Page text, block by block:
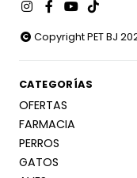
Copyright PET BJ
CATEGORÍAS
OFERTAS
FARMACIA
PERROS
GATOS